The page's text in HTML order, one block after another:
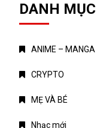
DANH MỤC
ANIME – MANGA
CRYPTO
MẸ VÀ BÉ
Nhạc mới